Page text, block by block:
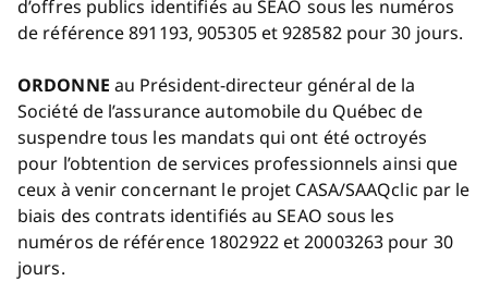
d’offres publics identifiés au SEAO sous les numéros
de référence 891193, 905305 et 928582 pour 30 jours.
ORDONNE au Président-directeur général de la
Société de l’assurance automobile du Québec de
suspendre tous les mandats qui ont été octroyés
pour l’obtention de services professionnels ainsi que
ceux à venir concernant le projet CASA/SAAQclic par le
biais des contrats identifiés au SEAO sous les
numéros de référence 1802922 et 20003263 pour 30
jours.